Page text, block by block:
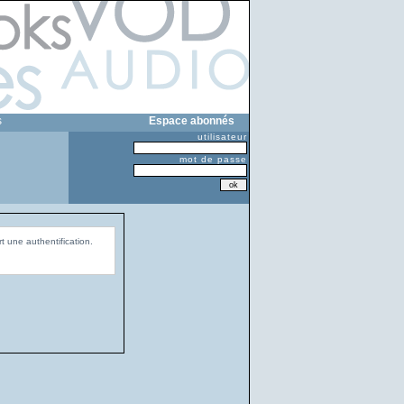
Espace abonnés
utilisateur
mot de passe
une authentification.